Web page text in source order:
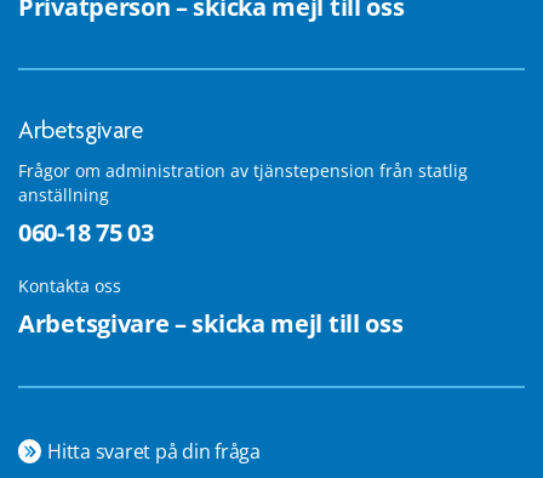
Arbetsgivare
Frågor om administration av tjänstepension från statlig
anställning
060-18 75 03
Kontakta oss
Arbetsgivare – skicka mejl till oss
Hitta svaret på din fråga